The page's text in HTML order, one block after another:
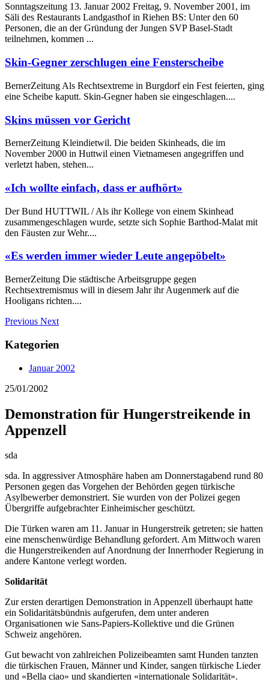
Sonntagszeitung 13. Januar 2002 Freitag, 9. November 2001, im
Säli des Restaurants Landgasthof in Riehen BS: Unter den 60
Personen, die an der Gründung der Jungen SVP Basel-Stadt
teilnehmen, kommen ...
Skin-Gegner zerschlugen eine Fensterscheibe
BernerZeitung Als Rechtsextreme in Burgdorf ein Fest feierten, ging
eine Scheibe kaputt. Skin-Gegner haben sie eingeschlagen....
Skins müssen vor Gericht
BernerZeitung Kleindietwil. Die beiden Skinheads, die im
November 2000 in Huttwil einen Vietnamesen angegriffen und
verletzt haben, stehen...
«Ich wollte einfach, dass er aufhört»
Der Bund HUTTWIL / Als ihr Kollege von einem Skinhead
zusammengeschlagen wurde, setzte sich Sophie Barthod-Malat mit
den Fäusten zur Wehr....
«Es werden immer wieder Leute angepöbelt»
BernerZeitung Die städtische Arbeitsgruppe gegen
Rechtsextremismus will in diesem Jahr ihr Augenmerk auf die
Hooligans richten....
Previous Next
Kategorien
Januar 2002
25/01/2002
Demonstration für Hungerstreikende in
Appenzell
sda
sda. In aggressiver Atmosphäre haben am Donnerstagabend rund 80
Personen gegen das Vorgehen der Behörden gegen türkische
Asylbewerber demonstriert. Sie wurden von der Polizei gegen
Übergriffe aufgebrachter Einheimischer geschützt.
Die Türken waren am 11. Januar in Hungerstreik getreten; sie hatten
eine menschenwürdige Behandlung gefordert. Am Mittwoch waren
die Hungerstreikenden auf Anordnung der Innerrhoder Regierung in
andere Kantone verlegt worden.
Solidarität
Zur ersten derartigen Demonstration in Appenzell überhaupt hatte
ein Solidaritätsbündnis aufgerufen, dem unter anderen
Organisationen wie Sans-Papiers-Kollektive und die Grünen
Schweiz angehören.
Gut bewacht von zahlreichen Polizeibeamten samt Hunden tanzten
die türkischen Frauen, Männer und Kinder, sangen türkische Lieder
und «Bella ciao» und skandierten «internationale Solidarität».